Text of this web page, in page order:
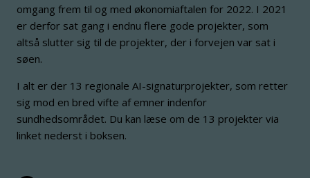
omgang frem til og med økonomiaftalen for 2022. I 2021
er derfor sat gang i endnu flere gode projekter, som
altså slutter sig til de projekter, der i forvejen var sat i
søen.
I alt er der 13 regionale AI-signaturprojekter, som retter
sig mod en bred vifte af emner indenfor
sundhedsområdet. Du kan læse om de 13 projekter via
linket nederst i boksen.